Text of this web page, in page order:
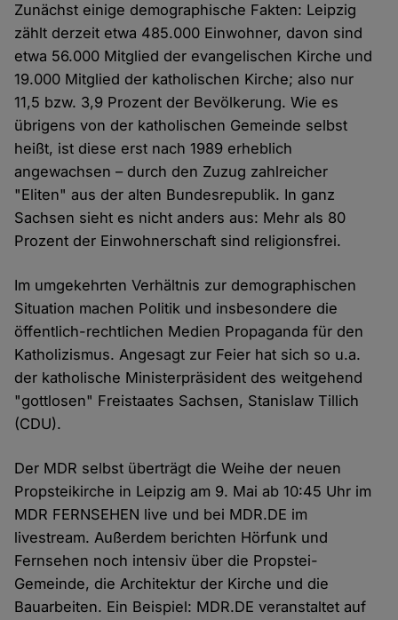
Zunächst einige demographische Fakten: Leipzig
zählt derzeit etwa 485.000 Einwohner, davon sind
etwa 56.000 Mitglied der evangelischen Kirche und
19.000 Mitglied der katholischen Kirche; also nur
11,5 bzw. 3,9 Prozent der Bevölkerung. Wie es
übrigens von der katholischen Gemeinde selbst
heißt, ist diese erst nach 1989 erheblich
angewachsen – durch den Zuzug zahlreicher
"Eliten" aus der alten Bundesrepublik. In ganz
Sachsen sieht es nicht anders aus: Mehr als 80
Prozent der Einwohnerschaft sind religionsfrei.
Im umgekehrten Verhältnis zur demographischen
Situation machen Politik und insbesondere die
öffentlich-rechtlichen Medien Propaganda für den
Katholizismus. Angesagt zur Feier hat sich so u.a.
der katholische Ministerpräsident des weitgehend
"gottlosen" Freistaates Sachsen, Stanislaw Tillich
(CDU).
Der MDR selbst überträgt die Weihe der neuen
Propsteikirche in Leipzig am 9. Mai ab 10:45 Uhr im
MDR FERNSEHEN live und bei MDR.DE im
livestream. Außerdem berichten Hörfunk und
Fernsehen noch intensiv über die Propstei-
Gemeinde, die Architektur der Kirche und die
Bauarbeiten. Ein Beispiel: MDR.DE veranstaltet auf